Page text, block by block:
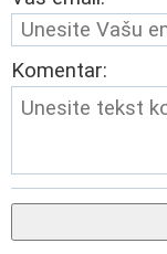
Komentar: